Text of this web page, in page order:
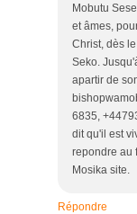
Mobutu
et âmes,
Christ, dès
Seko.
apartir de
6835,
dit qu'il est
repondre au
Mosika site.
Répondre